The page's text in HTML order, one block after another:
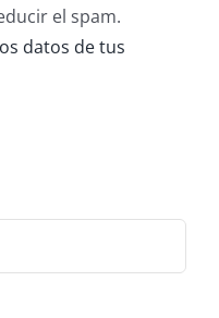
el spam.
datos de tus